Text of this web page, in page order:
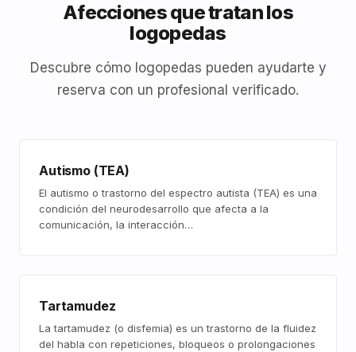
Afecciones que tratan los
logopedas
Descubre cómo logopedas pueden ayudarte y
reserva con un profesional verificado.
Autismo (TEA)
El autismo o trastorno del espectro autista (TEA) es una
condición del neurodesarrollo que afecta a la
comunicación, la interacción…
Tartamudez
La tartamudez (o disfemia) es un trastorno de la fluidez
del habla con repeticiones, bloqueos o prolongaciones